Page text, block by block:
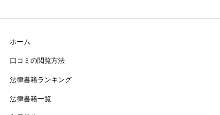
ホーム
口コミの閲覧方法
法律書籍ランキング
法律書籍一覧